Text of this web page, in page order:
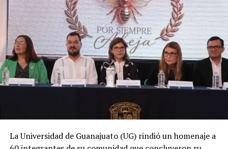
La Universidad de Guanajuato (UG) rindió un homenaje a